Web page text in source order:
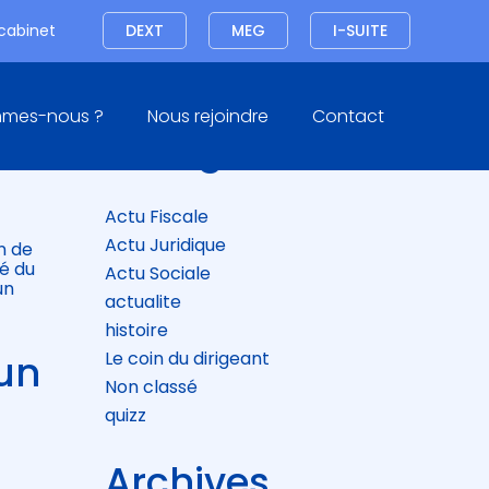
Connexion I-SUITE
MEG
DEXT
nous ? Nous rejoindre Contact
!
de
du
Blog
Actu Fiscale
Actu Juridique
Actu Sociale
actualite
histoire
Le coin du dirigeant
Non classé
quizz